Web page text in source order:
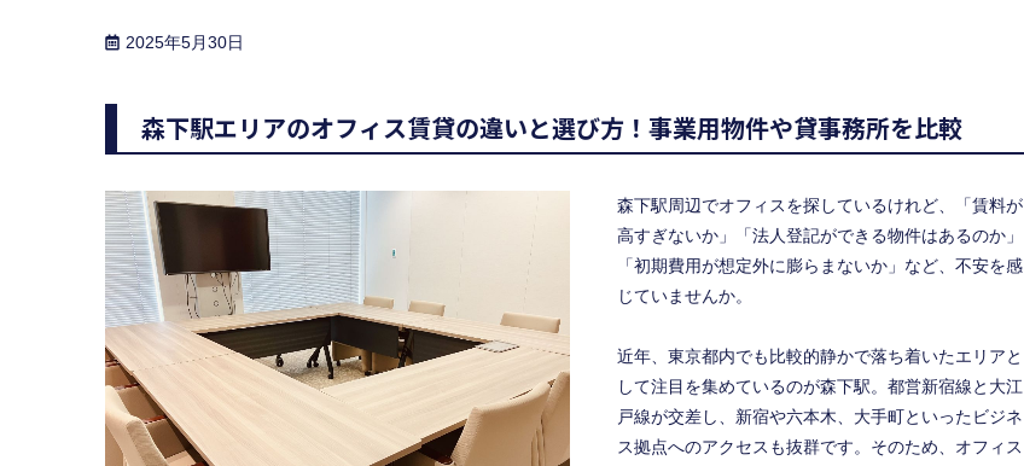
2025年5月30日
森下駅エリアのオフィス賃貸の違いと選び方！事業用物件や貸事務所を比較
森下駅周辺でオフィスを探しているけれど、「賃料が
高すぎないか」「法人登記ができる物件はあるのか」
「初期費用が想定外に膨らまないか」など、不安を感
じていませんか。
近年、東京都内でも比較的静かで落ち着いたエリアと
して注目を集めているのが森下駅。都営新宿線と大江
戸線が交差し、新宿や六本木、大手町といったビジネ
ス拠点へのアクセスも抜群です。そのため、オフィス